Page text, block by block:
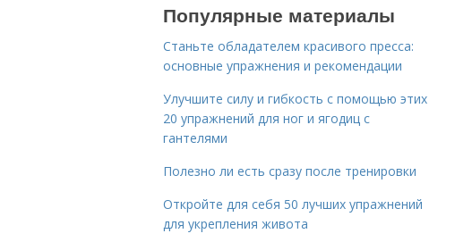
Популярные материалы
Станьте обладателем красивого пресса:
основные упражнения и рекомендации
Улучшите силу и гибкость с помощью этих
20 упражнений для ног и ягодиц с
гантелями
Полезно ли есть сразу после тренировки
Откройте для себя 50 лучших упражнений
для укрепления живота